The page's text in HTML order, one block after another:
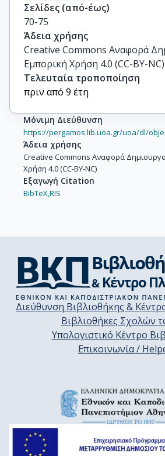
Σελίδες (από-έως)
70-75
Άδεια χρήσης
Creative Commons Αναφορά
Εμπορική Χρήση 4.0 (CC-BY-NC)
Τελευταία τροποποίηση
πριν από 9 έτη
Μόνιμη Διεύθυνση
https://pergamos.lib.uoa.gr/uoa/dl/
Άδεια χρήσης
Creative Commons Αναφορά
Χρήση 4.0 (CC-BY-NC)
Εξαγωγή Citation
BibTeX,RIS
Διεύθυνση Βιβλιοθήκης &
Βιβλιοθήκες Σχολών
Υπολογιστικό Κέντρο
Επικοινωνία /